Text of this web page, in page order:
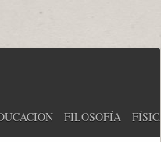
FILOSOFÍA